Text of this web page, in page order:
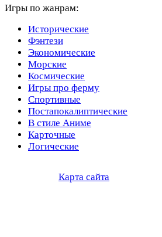
Игры по жанрам:
Исторические
Фэнтези
Экономические
Морские
Космические
Игры про ферму
Спортивные
Постапокалиптические
В стиле Аниме
Карточные
Логические
Карта сайта